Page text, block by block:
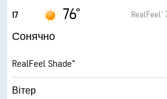
Вологість
Точка роси
AccuLumen Brightness Index™
17 76° RealFeel®
Сонячно
RealFeel Shade™
Вітер